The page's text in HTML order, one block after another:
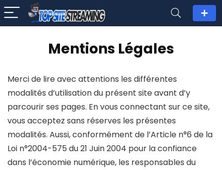
Mentions Légales
Merci de lire avec attentions les différentes
modalités d’utilisation du présent site avant d’y
parcourir ses pages. En vous connectant sur ce site,
vous acceptez sans réserves les présentes
modalités. Aussi, conformément de l’Article n°6 de la
Loi n°2004-575 du 21 Juin 2004 pour la confiance
dans l’économie numérique, les responsables du